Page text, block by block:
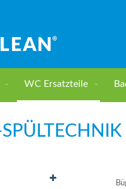
WC Ersatzteile